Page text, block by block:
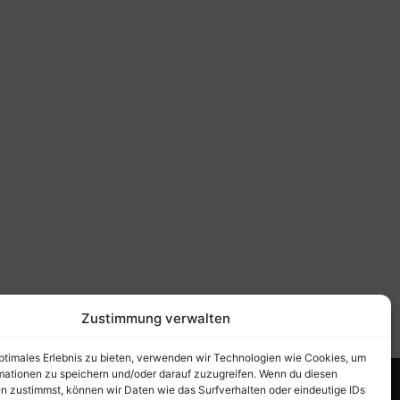
Zustimmung verwalten
Erlebnis zu bieten, verwenden wir Technologien wie Cookies, um
zu speichern und/oder darauf zuzugreifen. Wenn du diesen
zustimmst, können wir Daten wie das Surfverhalten oder eindeutige IDs